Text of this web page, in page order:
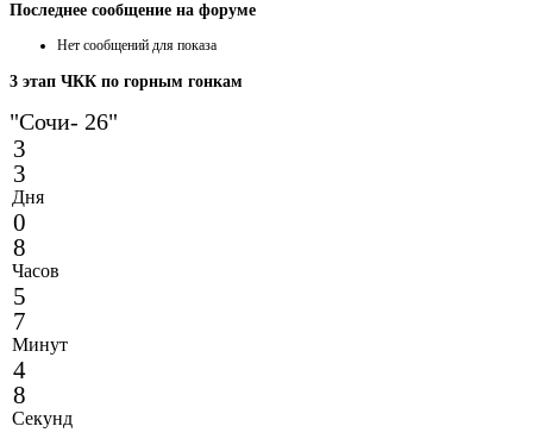
Последнее сообщение на форуме
Нет сообщений для показа
3 этап ЧКК по горным гонкам
"Сочи- 26"
3
3
Дня
0
8
Часов
5
7
Минут
4
8
Секунд